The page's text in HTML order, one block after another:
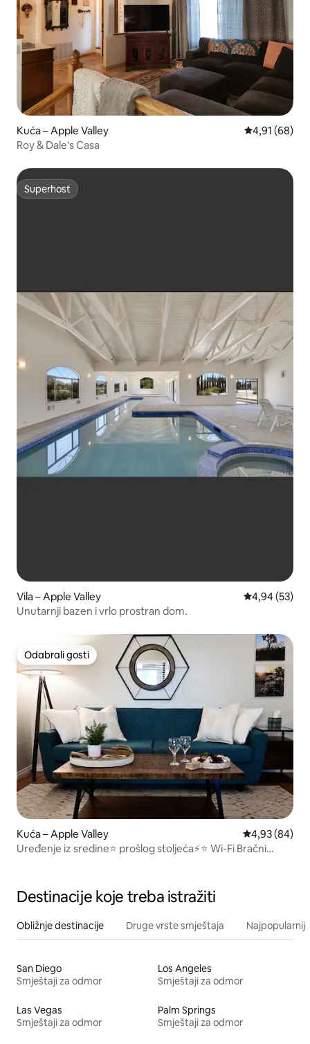
Kuća – Apple Valley Prosječna
4,91 (68)
Roy & Dale's Casa
Superhost
Superhost
Vila – Apple Valley Prosječna
4,94 (53)
Unutarnji bazen i vrlo prostran dom.
Odabrali gosti
Odabrali gosti
Kuća – Apple Valley Prosječna
4,93 (84)
Uređenje iz sredine⭐ prošlog stoljeća⚡⭐ Wi-Fi Bračni
Destinacije koje treba istražiti
Obližnje destinacije Druge vrste smještaja
San Diego
Smještaji za odmor
Los Angeles
Smještaji za odmor
Las Vegas
Smještaji za odmor
Palm Springs
Smještaji za odmor